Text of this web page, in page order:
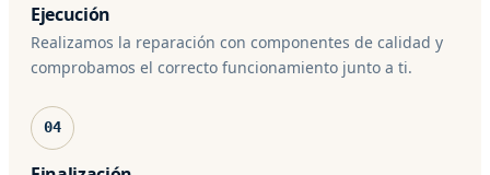
Ejecución
Realizamos la reparación con componentes de calidad y
comprobamos el correcto funcionamiento junto a ti.
04